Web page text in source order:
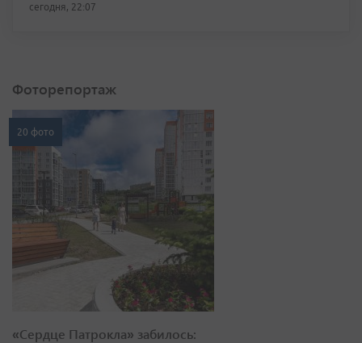
сегодня, 22:07
Фоторепортаж
20 фото
«Сердце Патрокла» забилось: